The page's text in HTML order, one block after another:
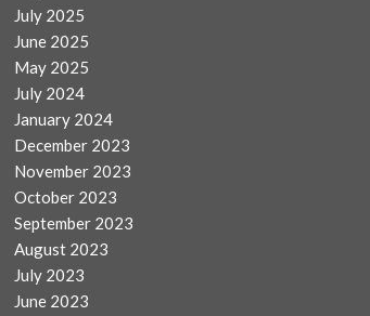
July 2025
June 2025
May 2025
July 2024
January 2024
December 2023
November 2023
October 2023
September 2023
August 2023
July 2023
June 2023